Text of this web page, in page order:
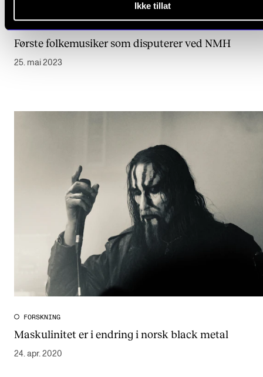
Ikke tillat
Første folkemusiker som disputerer ved NMH
25. mai 2023
FORSKNING
Maskulinitet er i endring i norsk black metal
24. apr. 2020